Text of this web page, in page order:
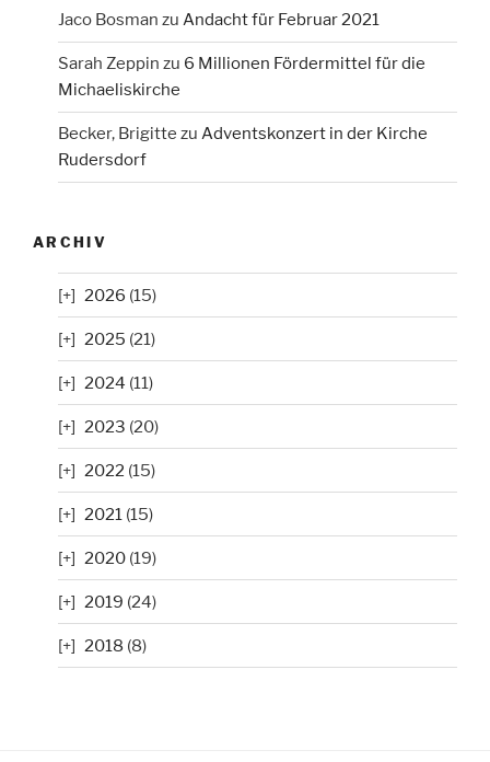
Jaco Bosman zu Andacht für Februar 2021
Sarah Zeppin zu 6 Millionen Fördermittel für die
Michaeliskirche
Becker, Brigitte zu Adventskonzert in der Kirche
Rudersdorf
ARCHIV
2026 (15)
2025 (21)
2024 (11)
2023 (20)
2022 (15)
2021(15)
2020(19)
2019 (24)
2018 (8)